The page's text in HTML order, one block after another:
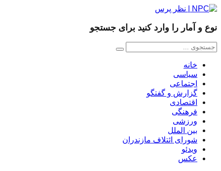
نوع و آمار را وارد کنید برای جستجو
خانه
سیاسی
اجتماعی
گزارش و گفتگو
اقتصادی
فرهنگی
ورزشی
بین الملل
شورای ائتلاف مازندران
ویدئو
عکس